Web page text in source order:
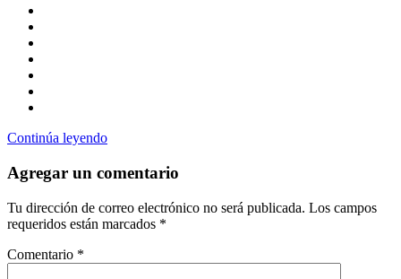
Continúa leyendo
Agregar un comentario
Tu dirección de correo electrónico no será publicada. Los campos
requeridos están marcados *
Comentario *